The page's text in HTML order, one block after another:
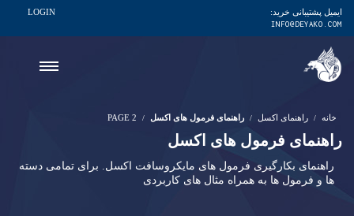
ایمیل پشتیبانی خرید:
INFO@DEYAKO.COM
LOGIN
خانه راهنمای اکسل راهنمای فرمول های اکسل PAGE 2
راهنمای فرمول های اکسل
راهنمای بکارگیری فرمول های مایکروسافت اکسل. برای تمامی دسته
ها و فرمول ها به همراه مثال های کاربردی